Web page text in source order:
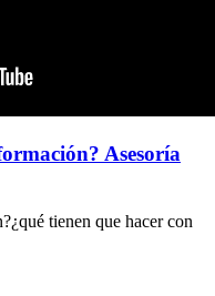
Asesoría
tienen que hacer con